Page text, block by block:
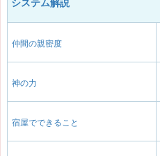
システム解説
仲間の親密度
神の力
宿屋でできること